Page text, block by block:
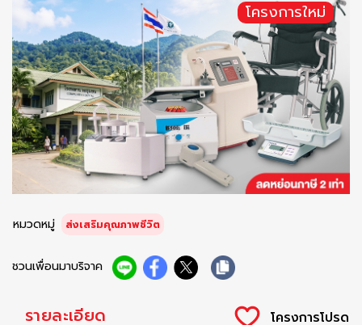
โครงการใหม่
หมวดหมู่ ส่งเสริมคุณภาพชีวิต
ชวนเพื่อนมาบริจาค
รายละเอียด